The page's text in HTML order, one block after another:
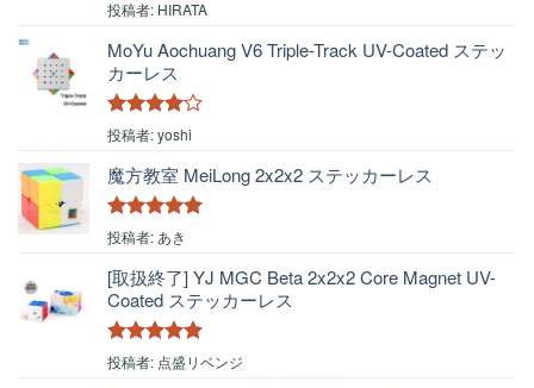
5段階中4
投稿者: HIRATA
MoYu Aochuang V6 Triple-Track UV-Coated ステッ
カーレス
5段階中4
の評価
投稿者: yoshi
魔方教室 MeiLong 2x2x2 ステッカーレス
5段階中 5
投稿者: あき
[取扱終了] YJ MGC Beta 2x2x2 Core Magnet UV-
Coated ステッカーレス
5段階中5の
投稿者: 点盛リベンジ